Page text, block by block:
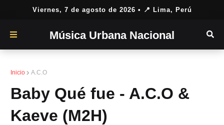
Viernes, 7 de agosto de 2026 • 📍 Lima, Perú
Música Urbana Nacional
Inicio A.C.O
Baby Qué fue - A.C.O &
Kaeve (M2H)